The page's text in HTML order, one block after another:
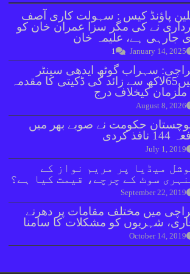
پاؤنڈ کیس : سہولت کاری آصف
نے کی مگر سزا عمران خان کو
جارہی ہے، علیمہ خان
January 14, 2025
1
سہراب گوٹھ ایدھی سینٹر
میں65لاکھ سے زائد کی ڈکیتی کا مقدمہ
August 8, 2026
حکومت نے صوبے بھر میں
نافذ کردی
July 1, 2019
میڈیا پر مریم نواز کے
سوٹ کے چرچے، قیمت کیا ہے؟
September 22, 2019
میں مختلف مقامات پر دھرنے
شہریوں کو مشکلات کا سامنا
October 14, 2019